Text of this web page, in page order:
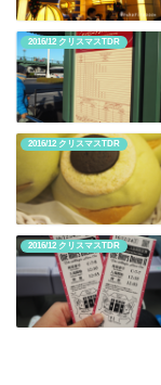
2016/12 クリスマスTDR
2016/12 クリスマスTDR
2016/12 クリスマスTDR